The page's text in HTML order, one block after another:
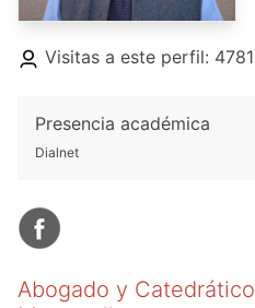
Visitas a este perfil: 4781
Presencia académica
Dialnet
Abogado y